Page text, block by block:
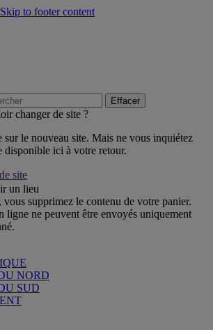
Skip to footer content
Effacer
changer de site ?
sur le nouveau site. Mais ne vous inquiétez
disponible ici à votre retour.
site
un lieu
supprimez le contenu de votre panier.
ligne ne peuvent être envoyés uniquement
NORD
SUD